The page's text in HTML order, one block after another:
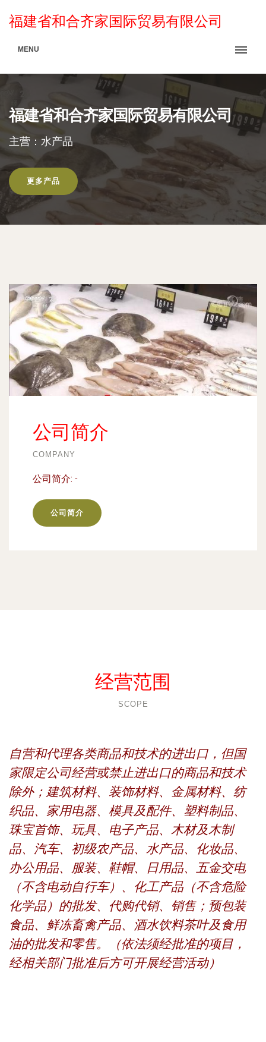
福建省和合齐家国际贸易有限公司
MENU
福建省和合齐家国际贸易有限公司
主营：水产品
更多产品
公司简介
COMPANY
公司简介: -
公司简介
经营范围
SCOPE
自营和代理各类商品和技术的进出口，但国
家限定公司经营或禁止进出口的商品和技术
除外；建筑材料、装饰材料、金属材料、纺
织品、家用电器、模具及配件、塑料制品、
珠宝首饰、玩具、电子产品、木材及木制
品、汽车、初级农产品、水产品、化妆品、
办公用品、服装、鞋帽、日用品、五金交电
（不含电动自行车）、化工产品（不含危险
化学品）的批发、代购代销、销售；预包装
食品、鲜冻畜禽产品、酒水饮料茶叶及食用
油的批发和零售。（依法须经批准的项目，
经相关部门批准后方可开展经营活动）